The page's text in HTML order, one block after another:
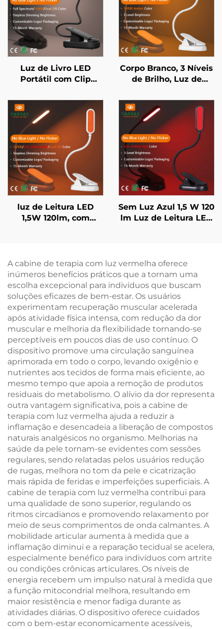
Luz de Livro LED
Portátil com Clip
Completo 4000K e
Âmbar 1600K
Certificada
CE/Rohs/FCC
Corpo Branco, 3 Níveis
de Brilho, Luz de
Luminária de Cama ou
Mesinha de Cabeceira,
Luz de Leitura LED
com Cor Âmbar de
1600K
luz de Leitura LED
1,5W 120lm, com
para Livros com Corpo
Preto
Sem Luz Azul 1,5 W 120
lm Luz de Leitura LED
de Brilho Mais Intenso
Preto
A cabine de terapia com luz vermelha oferece
inúmeros benefícios práticos que a tornam uma
escolha excepcional para indivíduos que buscam
soluções eficazes de bem-estar. Os usuários
experimentam recuperação muscular acelerada
após atividade física intensa, com redução da dor
muscular e melhoria da flexibilidade tornando-se
perceptíveis em poucos dias de uso contínuo. O
dispositivo promove uma circulação sanguínea
aprimorada em todo o corpo, levando oxigênio e
nutrientes aos tecidos de forma mais eficiente, ao
mesmo tempo que apoia a remoção de produtos
residuais do metabolismo. O alívio da dor representa
outra vantagem significativa, pois a cabine de
terapia com luz vermelha ajuda a reduzir a
inflamação e desencadeia a liberação de compostos
naturais analgésicos no organismo. Melhorias na
saúde da pele tornam-se evidentes com sessões
regulares, sendo relatadas pelos usuários redução
de rugas, melhora no tom da pele e cicatrização
mais rápida de feridas e imperfeições superficiais. A
cabine de terapia com luz vermelha contribui para
uma qualidade de sono superior, regulando os
ritmos circadianos e promovendo relaxamento por
meio de seus comprimentos de onda calmantes. A
mobilidade articular aumenta à medida que a
inflamação diminui e a reparação tecidual se acelera,
especialmente benéfico para indivíduos com artrite
ou condições crônicas articulares. Os níveis de
energia recebem um impulso natural à medida que
a função mitocondrial melhora, resultando em
maior resistência e menor fadiga durante as
atividades diárias. O dispositivo oferece cuidados
com o bem-estar economicamente acessíveis,